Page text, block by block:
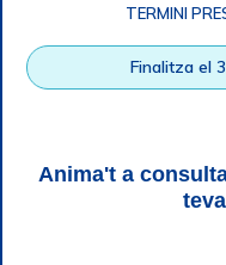
Accessibilitat |Nota
TERMINI
Finalitza el
Anima't a